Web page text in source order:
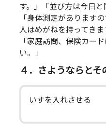
す。」「並び方は今日と
「身体測定があります
人はめがねを持ってきま
「家庭訪問、保険カー
い。」
４．さようならとそ
いすを入れさせる